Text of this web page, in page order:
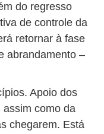
do regresso
de controle da
retornar à fase
abrandamento –
Apoio dos
assim como da
chegarem. Está